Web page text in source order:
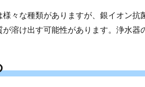
様々な種類がありますが、銀イオン
溶け出す可能性があります。浄水器